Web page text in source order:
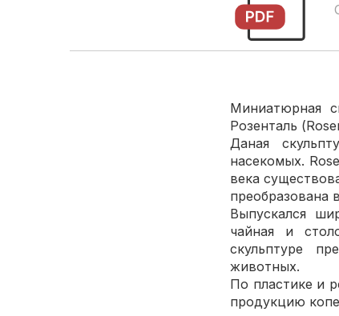
Миниатюрная
Розенталь
Даная
насекомых.
века
преобразована
Выпускался
чайная и
скульптуре
животных.
По пластике и
продукцию